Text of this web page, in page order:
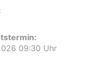
09:30 Uhr